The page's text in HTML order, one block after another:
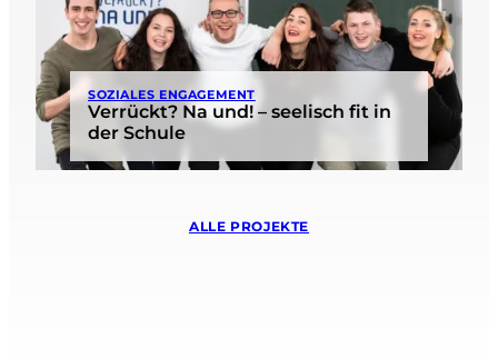
SOZIALES ENGAGEMENT
Verrückt? Na und! – seelisch fit in
der Schule
ALLE PROJEKTE